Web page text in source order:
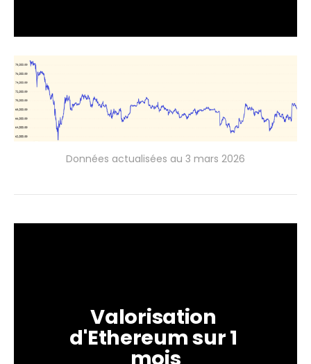
Données actualisées au 3 mars 2026
Valorisation
d'Ethereum sur 1
mois